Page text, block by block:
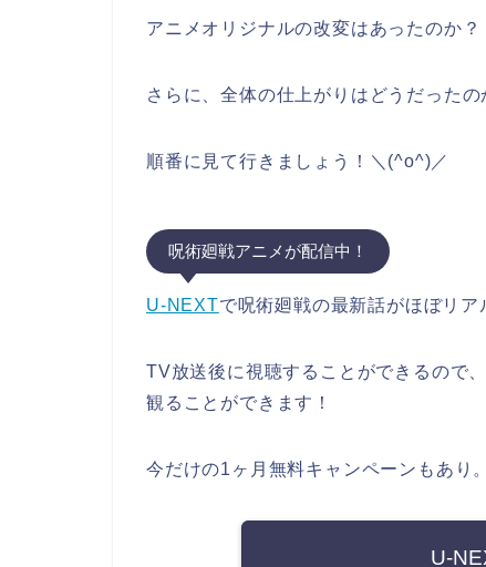
アニメオリジナルの改変はあったのか？
さらに、全体の仕上がりはどうだったの
順番に見て行きましょう！＼(^o^)／
呪術廻戦アニメが配信中！
U-NEXTで呪術廻戦の最新話がほぼリア
TV放送後に視聴することができるので
観ることができます！
今だけの1ヶ月無料キャンペーンもあり。
U-